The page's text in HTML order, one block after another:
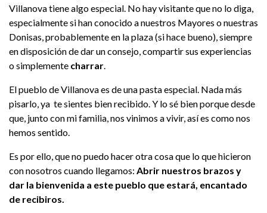
Villanova tiene algo especial. No hay visitante que no lo diga,
especialmente si han conocido a nuestros Mayores o nuestras
Donisas, probablemente en la plaza (si hace bueno), siempre
en disposición de dar un consejo, compartir sus experiencias
o simplemente charrar
El pueblo de Villanova es de una pasta especial. Nada más
pisarlo, ya te sientes bien recibido. Y lo sé bien porque desde
que, junto con mi familia, nos vinimos a vivir, así es como nos
hemos sentido.
Es por ello, que no puedo hacer otra cosa que lo que hicieron
con nosotros cuando llegamos: Abrir nuestros brazos y
dar la bienvenida a este pueblo que estará, encantado
de recibiros.